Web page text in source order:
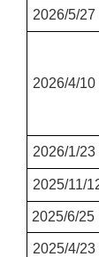
2026/5/27
2026/4/10
2026/1/23
2025/11/
2025/6/25
2025/4/23